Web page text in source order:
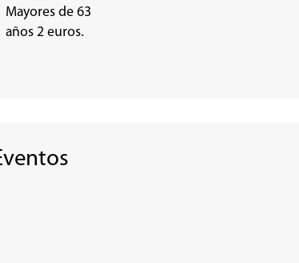
Mayores de 63
años 2 euros.